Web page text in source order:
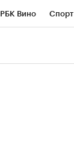
РБК Вино Спорт